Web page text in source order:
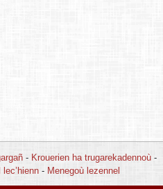
- Krouerien ha trugarekadennoù -
- Menegoù lezennel